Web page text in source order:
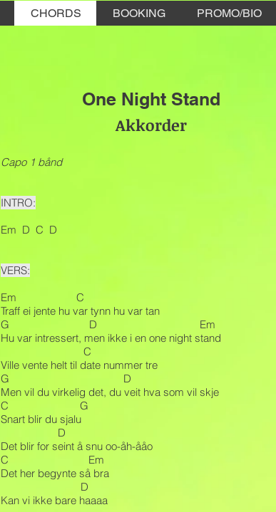
CHORDS BOOKING PROMO/BIO
One Night Stand
Akkorder
Capo 1 bånd
INTRO:
Em D C D
VERS:
Em C
Traff ei jente hu var tynn hu var tan
G D Em
Hu var intressert, men ikke i en one night stand
C
Ville vente helt til date nummer tre
G D
Men vil du virkelig det, du veit hva som vil skje
C G
Snart blir du sjalu
D
Det blir for seint å snu oo-åh-ååo
C Em
Det her begynte så bra
D
Kan vi ikke bare haaaa